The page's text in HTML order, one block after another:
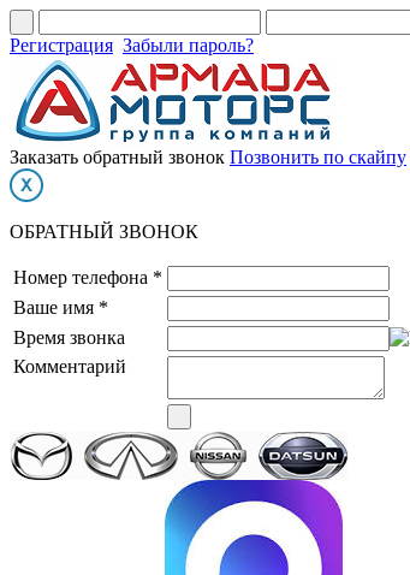
Регистрация Забыли пароль?
Заказать обратный звонок Позвонить по скайпу
ОБРАТНЫЙ ЗВОНОК
Номер телефона *
Ваше имя *
Время звонка
Комментарий